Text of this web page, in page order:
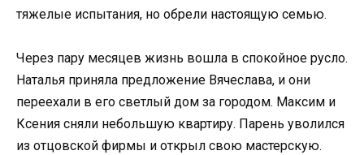
тяжелые испытания, но обрели настоящую семью.
Через пару месяцев жизнь вошла в спокойное русло.
Наталья приняла предложение Вячеслава, и они
переехали в его светлый дом за городом. Максим и
Ксения сняли небольшую квартиру. Парень уволился
из отцовской фирмы и открыл свою мастерскую.